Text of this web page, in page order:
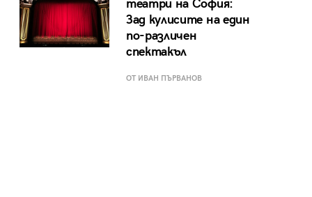
театри на София:
Зад кулисите на един
по-различен
спектакъл
ОТ ИВАН ПЪРВАНОВ